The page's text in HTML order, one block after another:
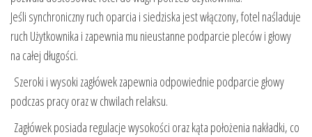
Jeśli synchroniczny ruch oparcia i siedziska jest włączony, fotel naśladuje
ruch Użytkownika i zapewnia mu nieustanne podparcie pleców i głowy
na całej długości.
Szeroki i wysoki zagłówek zapewnia odpowiednie podparcie głowy
podczas pracy oraz w chwilach relaksu.
Zagłówek posiada regulacje wysokości oraz kąta położenia nakładki, co